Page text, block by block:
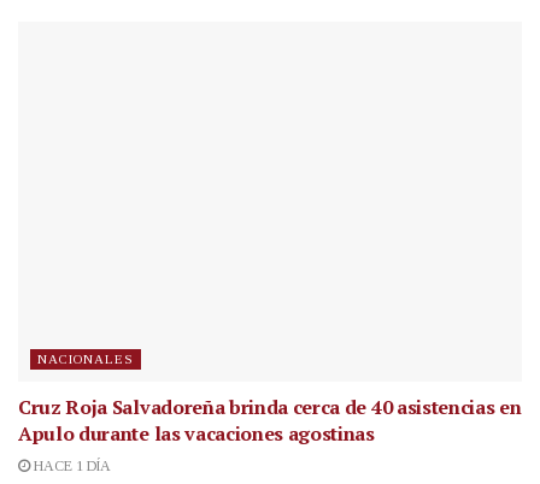
NACIONALES
Cruz Roja Salvadoreña brinda cerca de 40 asistencias en
Apulo durante las vacaciones agostinas
HACE 1 DÍA